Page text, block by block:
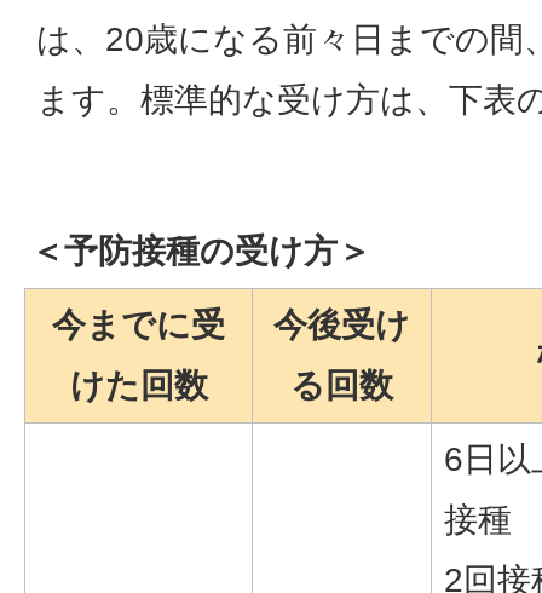
は、20歳になる前々日までの間
ます。標準的な受け方は、下表
＜予防接種の受け方＞
今までに受
けた回数
今後受け
る回数
6日以
接種
2回接